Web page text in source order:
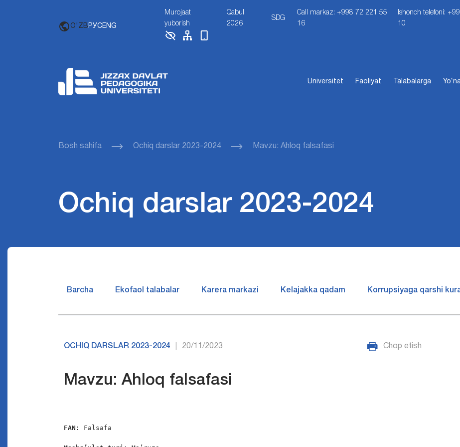
O'ZB РУСENG
Murojaat
yuborish
Qabul
2026
SDG
Call markaz: +998 72 221 55
16
Ishonch telefoni:
10
Universitet Faoliyat Talabalarga
Bosh sahifa Ochiq darslar 2023-2024 Mavzu: Ahloq falsafasi
Ochiq darslar 2023-2024
Barcha Ekofaol talabalar Karera markazi Kelajakka qadam Korrupsiyaga qarshi
OCHIQ DARSLAR 2023-2024 20/11/2023 Chop etish
Mavzu: Ahloq falsafasi
FAN: Falsafa